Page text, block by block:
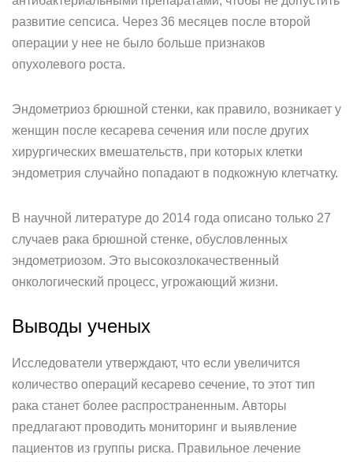
развитие сепсиса. Через 36 месяцев после второй
операции у нее не было больше признаков
опухолевого роста.
Эндометриоз брюшной стенки, как правило, возникает у
женщин после кесарева сечения или после других
хирургических вмешательств, при которых клетки
эндометрия случайно попадают в подкожную клетчатку.
В научной литературе до 2014 года описано только 27
случаев рака брюшной стенке, обусловленных
эндометриозом. Это высокозлокачественный
онкологический процесс, угрожающий жизни.
Выводы ученых
Исследователи утверждают, что если увеличится
количество операций кесарево сечение, то этот тип
рака станет более распространенным. Авторы
предлагают проводить мониторинг и выявление
пациентов из группы риска. Правильное лечение